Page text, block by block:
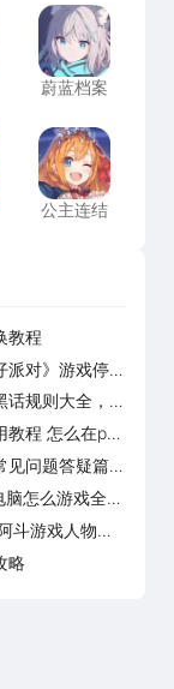
蔚蓝档案
蔚蓝档案
公主连结
公主连结
教程
对》游戏停运
话规则大全，萌
教程 怎么在pc
问题答疑篇第
怎么游戏全天
略
斗游戏人物名
略